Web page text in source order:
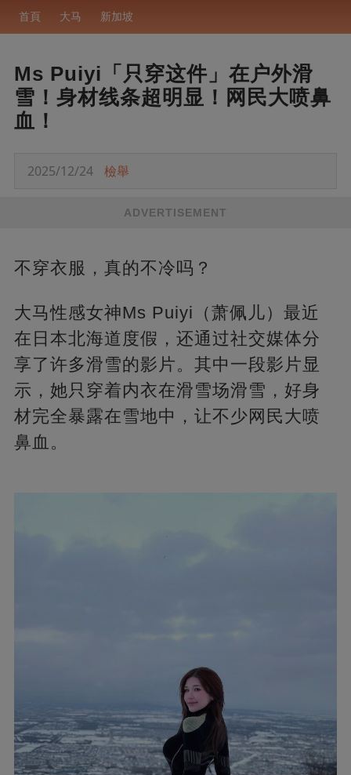
首頁 大马 新加坡
Ms Puiyi「只穿这件」在户外滑
雪！身材线条超明显！网民大喷鼻
血！
2025/12/24 檢舉
ADVERTISEMENT
不穿衣服，真的不冷吗？
大马性感女神Ms Puiyi（萧佩儿）最近
在日本北海道度假，还通过社交媒体分
享了许多滑雪的影片。其中一段影片显
示，她只穿着内衣在滑雪场滑雪，好身
材完全暴露在雪地中，让不少网民大喷
鼻血。